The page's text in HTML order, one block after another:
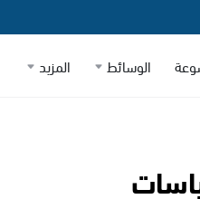
الوسائط المزيد